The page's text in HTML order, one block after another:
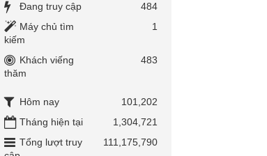
Đang truy cập
484
Máy chủ tìm
kiếm
1
Khách viếng
thăm
483
Hôm nay
101,202
Tháng hiện tại
1,304,721
Tổng lượt truy
111,175,790